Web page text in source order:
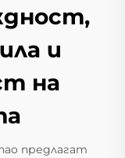
и
на
предлагат